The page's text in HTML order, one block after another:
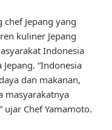
Jepang yang
kuliner Jepang
Indonesia
“Indonesia
dan makanan,
masyarakatnya
ujar Chef Yamamoto.